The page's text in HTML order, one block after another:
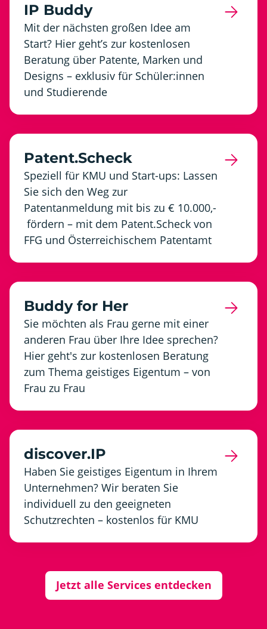
IP Buddy
Mit der nächsten großen Idee am
Start? Hier geht’s zur kostenlosen
Beratung über Patente, Marken und
Designs – exklusiv für Schüler:innen
und Studierende
Patent.Scheck
Speziell für KMU und Start-ups: Lassen
Sie sich den Weg zur
Patentanmeldung mit bis zu € 10.000,-
fördern – mit dem Patent.Scheck von
FFG und Österreichischem Patentamt
Buddy for Her
Sie möchten als Frau gerne mit einer
anderen Frau über Ihre Idee sprechen?
Hier geht's zur kostenlosen Beratung
zum Thema geistiges Eigentum – von
Frau zu Frau
discover.IP
Haben Sie geistiges Eigentum in Ihrem
Unternehmen? Wir beraten Sie
individuell zu den geeigneten
Schutzrechten – kostenlos für KMU
Jetzt alle Services entdecken